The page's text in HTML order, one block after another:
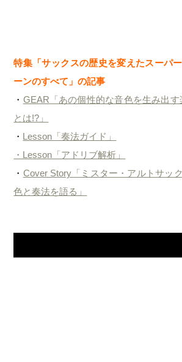
特集「サックスの歴史を変えたスーパ
ーンのすべて」の記事
・ GEAR「あの個性的な音色を生み出
とは!?」
・ Lesson「奏法ガイド」
・Lesson「アドリブ解析」
・ Cover Story「ミスター・アルトサッ
色と奏法を語る」